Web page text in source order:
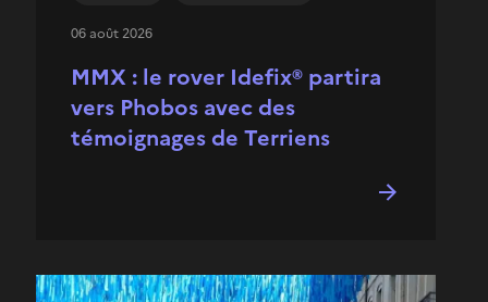
MMX : le rover Idefix® partira
vers Phobos avec des
témoignages de Terriens
06 août 2026